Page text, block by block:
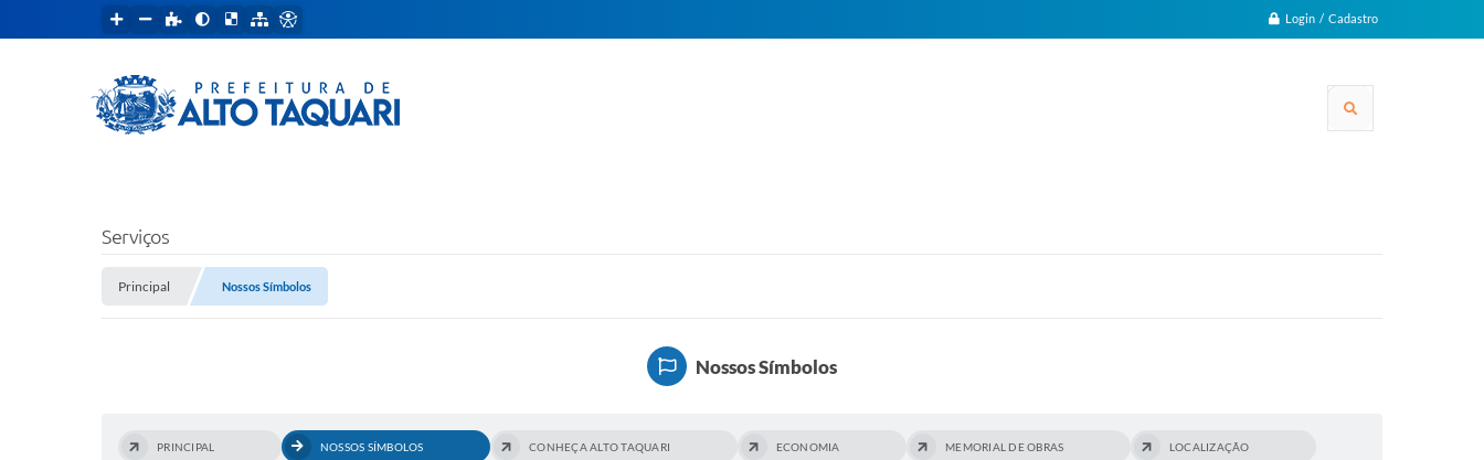
Login / Cadastro
Serviços
Principal Nossos Símbolos
Nossos Símbolos
PRINCIPAL NOSSOS SÍMBOLOS CONHEÇA ALTO TAQUARI ECONOMIA MEMORIAL DE OBRAS LOCALIZAÇÃO